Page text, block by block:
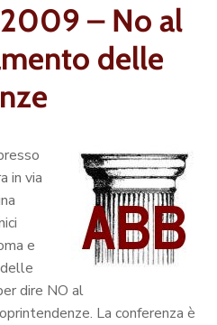
– No al
delle
in via
e
dire NO al
La conferenza è